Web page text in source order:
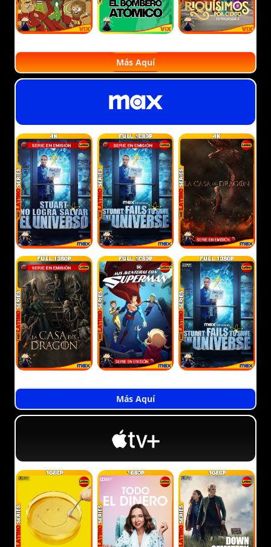
Más Aquí
Más Aquí